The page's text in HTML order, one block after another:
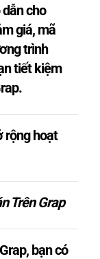
cho
giá, mã
trình
tiết kiệm
rộng hoạt
Trên Grap
bạn có